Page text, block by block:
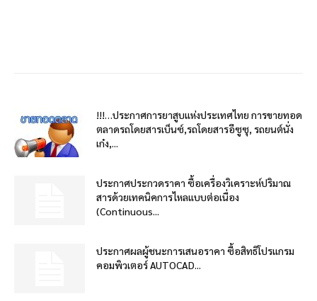
!!!…ประกาศการยาสูบแห่งประเทศไทย การขายทอด
ตลาดรถโดยสารเบ็นซ์,รถโดยสารอีซูซุ, รถยนต์นั่ง
เก๋ง,...
ประกาศประกวดราคา ซื้อเครื่องวิเคราะห์ปริมาณ
สารด้วยเทคนิคการไหลแบบต่อเนื่อง
(Continuous...
ประกาศผลผู้ชนะการเสนอราคา ซื้อสิทธิโปรแกรม
คอมพิวเตอร์ AUTOCAD...